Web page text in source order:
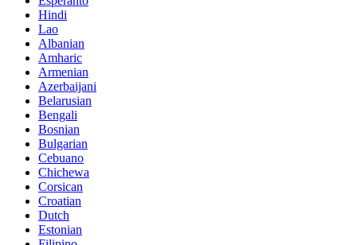
Hindi
Lao
Albanian
Amharic
Armenian
Azerbaijani
Belarusian
Bengali
Bosnian
Bulgarian
Cebuano
Chichewa
Corsican
Croatian
Dutch
Estonian